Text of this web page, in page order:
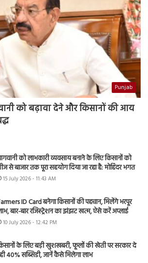
Punjab
को बढ़ावा देने और किसानों की आय
को लाभकारी व्यवसाय बनाने के लिए किसानों को
से बाजार तक पूरा सहयोग दिया जा रहा है: मोहिंदर भगत
15 July 2026 - 11:43 AM
ID Card बनेगा किसानों की पहचान, मिलेंगे भरपूर
बार-बार रजिस्ट्रेशन का झंझट खत्म, ऐसे करें अप्लाई
10 July 2026 - 12:42 PM
के लिए बड़ी खुशखबरी, फूलों की खेती पर सरकार दे
40% सब्सिडी, जानें कैसे मिलेगा लाभ